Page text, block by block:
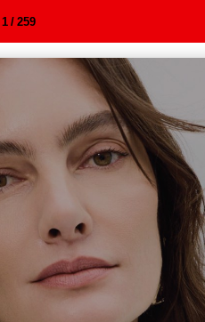
1 / 259